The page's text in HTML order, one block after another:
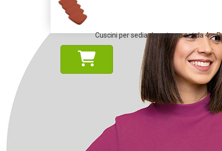
Cuscini per sedia da esterno set da 4 –